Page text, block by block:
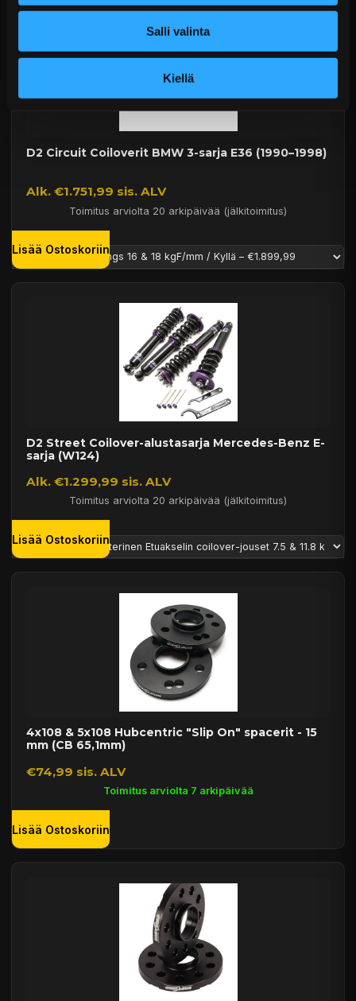
Salli valinta
Kiellä
D2 Circuit Coiloverit BMW 3-sarja E36 (1990–1998)
Alk. €1.751,99 sis. ALV
Toimitus arviolta 20 arkipäivää (jälkitoimitus)
Lisää Ostoskoriin
D2 Street Coilover-alustasarja Mercedes-Benz E-
sarja (W124)
Alk. €1.299,99 sis. ALV
Toimitus arviolta 20 arkipäivää (jälkitoimitus)
Lisää Ostoskoriin
4x108 & 5x108 Hubcentric "Slip On" spacerit - 15
mm (CB 65,1mm)
€74,99 sis. ALV
Toimitus arviolta 7 arkipäivää
Lisää Ostoskoriin